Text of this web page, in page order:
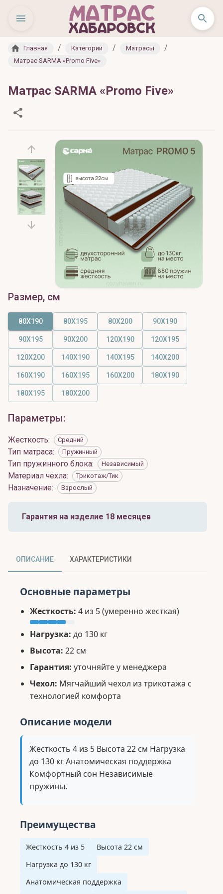
Главная / Категории / Матрасы /
Матрас SARMA «Promo Five»
Матрас SARMA «Promo Five»
Размер, см
80X190 80X195 80X200 90X190
90X195 90X200 120X190 120X195
120X200 140X190 140X195 140X200
160X190 160X195 160X200 180X190
180X195 180X200
Параметры:
Жесткость: Средний
Тип матраса: Пружинный
Тип пружинного блока: Независимый
Материал чехла: Трикотаж/Тик
Назначение: Взрослый
Гарантия на изделие 18 месяцев
ОПИСАНИЕ ХАРАКТЕРИСТИКИ
Основные параметры
Жесткость: 4 из 5 (умеренно жесткая)
Нагрузка: до 130 кг
Высота: 22 см
Гарантия: уточняйте у менеджера
Чехол: Мягчайший чехол из трикотажа с
технологией комфорта
Описание модели
Жесткость 4 из 5 Высота 22 см Нагрузка
до 130 кг Анатомическая поддержка
Комфортный сон Независимые
пружины.
Преимущества
Жесткость 4 из 5
Высота 22 см
Нагрузка до 130 кг
Анатомическая поддержка